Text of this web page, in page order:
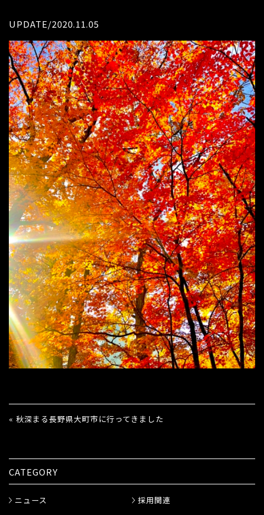
UPDATE/2020.11.05
« 秋深まる長野県大町市に行ってきました
CATEGORY
ニュース
採用関連